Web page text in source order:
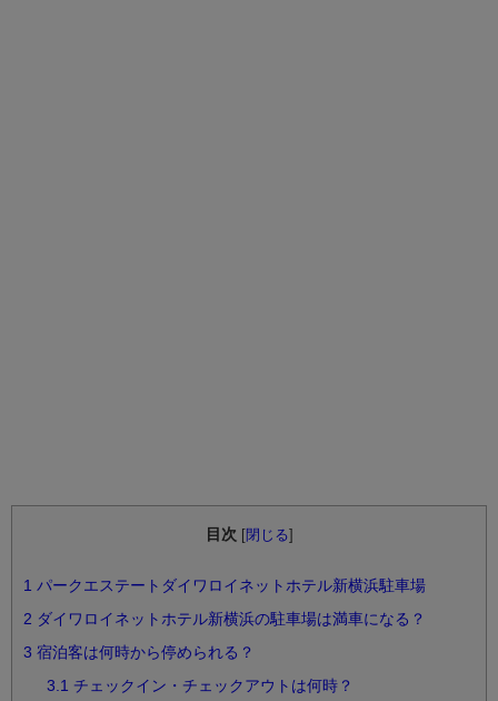
目次 閉じる
1 パークエステートダイワロイネットホテル新横浜駐車場
2 ダイワロイネットホテル新横浜の駐車場は満車になる？
3 宿泊客は何時から停められる？
3.1 チェックイン・チェックアウトは何時？